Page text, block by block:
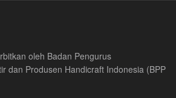
oleh Badan Pengurus
dan Produsen Handicraft Indonesia (BPP